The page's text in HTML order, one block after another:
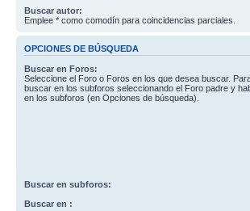
Buscar autor:
Emplee * como comodín para coincidencias parciales.
OPCIONES DE BÚSQUEDA
Buscar en Foros:
Seleccione el Foro o Foros en los que desea buscar.
buscar en los subforos seleccionando el Foro padre y
en los subforos (en Opciones de búsqueda).
Buscar en subforos:
Buscar en :